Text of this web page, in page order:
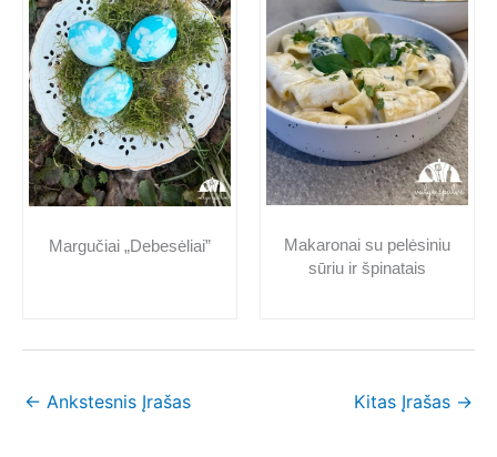
Margučiai „Debesėliai”
Makaronai su pelėsiniu
sūriu ir špinatais
← Ankstesnis Įrašas Kitas Įrašas →